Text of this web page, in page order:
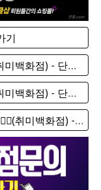
기
┼ミ존클서울방.comミ┼존클❤️‍🔥(취미백화점) - 단톡방
┼ミ존클부산방.comミ┼존클❤️‍🔥(취미백화점) - 단톡방
┼ミ존클올레이디방.comミ┼존클❤️‍🔥(취미백화점) - 단톡방